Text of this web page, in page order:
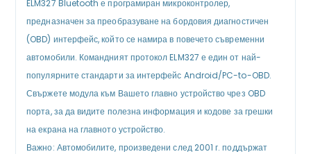
ELM327 Bluetooth е програмиран микроконтролер,
предназначен за преобразуване на бордовия диагностичен
(OBD) интерфейс, който се намира в повечето съвременни
автомобили. Командният протокол ELM327 е един от най-
популярните стандарти за интерфейс Android/PC-to-OBD.
Свържете модула към Вашето главно устройство чрез OBD
порта, за да видите полезна информация и кодове за грешки
на екрана на главното устройство.
Важно: Автомобилите, произведени след 2001 г. поддържат